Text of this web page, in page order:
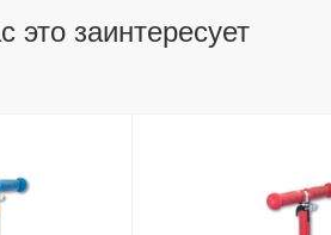
это заинтересует